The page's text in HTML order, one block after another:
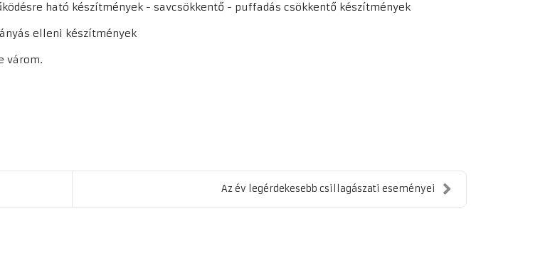
ható készítmények - savcsökkentő - puffadás csökkentő készítmények
elleni készítmények
várom.
Az év legérdekesebb csillagászati eseményei